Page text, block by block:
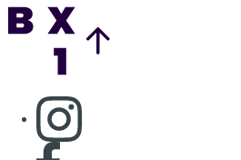
Consulter page Instagram
Consulter page Facebook